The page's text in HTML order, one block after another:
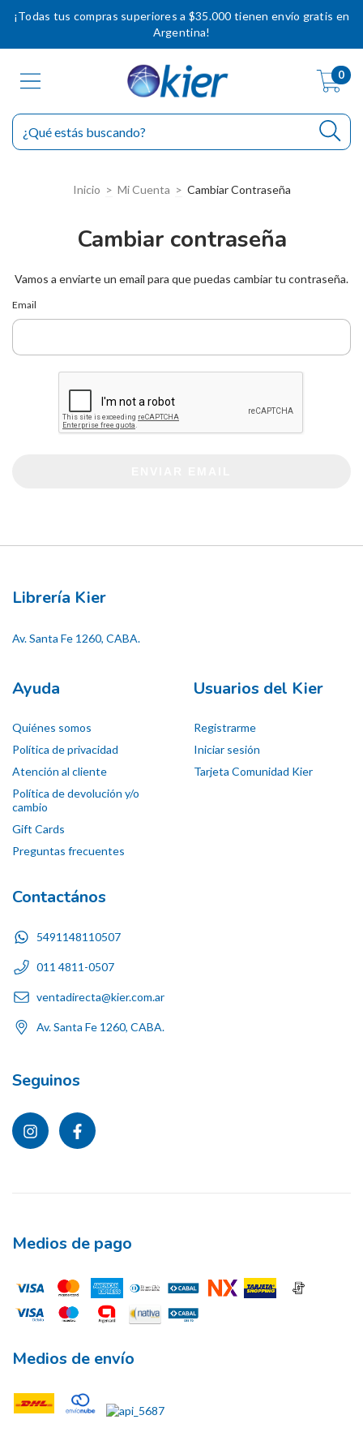
¡Todas tus compras superiores a $35.000 tienen envío gratis en
Argentina!
0
Inicio > Mi Cuenta > Cambiar Contraseña
Cambiar contraseña
Vamos a enviarte un email para que puedas cambiar tu contraseña.
Email
Librería Kier
Av. Santa Fe 1260, CABA.
Ayuda
Quiénes somos
Política de privacidad
Atención al cliente
Política de devolución y/o
cambio
Gift Cards
Preguntas frecuentes
Usuarios del Kier
Registrarme
Iniciar sesión
Tarjeta Comunidad Kier
Contactános
5491148110507
011 4811-0507
ventadirecta@kier.com.ar
Av. Santa Fe 1260, CABA.
Seguinos
Medios de pago
Medios de envío